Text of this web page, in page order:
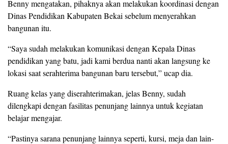
Benny mengatakan, pihaknya akan melakukan koordinasi dengan
Dinas Pendidikan Kabupaten Bekai sebelum menyerahkan
bangunan itu.
“Saya sudah melakukan komunikasi dengan Kepala Dinas
pendidikan yang batu, jadi kami berdua nanti akan langsung ke
lokasi saat serahterima bangunan baru tersebut,” ucap dia.
Ruang kelas yang diserahterimakan, jelas Benny, sudah
dilengkapi dengan fasilitas penunjang lainnya untuk kegiatan
belajar mengajar.
“Pastinya sarana penunjang lainnya seperti, kursi, meja dan lain-